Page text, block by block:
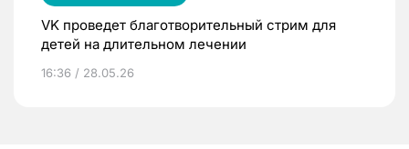
VK проведет благотворительный стрим для
детей на длительном лечении
16:36 / 28.05.26